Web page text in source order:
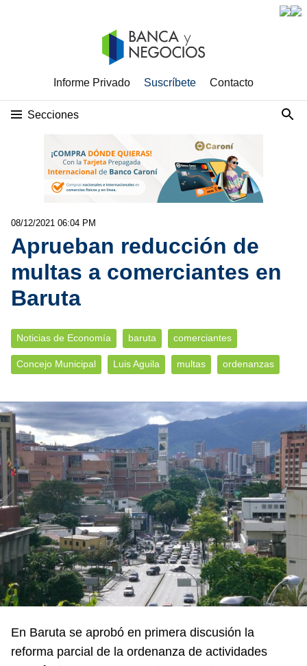
Informe Privado Suscríbete Contacto
Secciones
08/12/2021 06:04 PM
Aprueban reducción de
multas a comerciantes en
Baruta
Noticias de Economía baruta comerciantes
Concejo Municipal Luis Aguila multas ordenanzas
En Baruta se aprobó en primera discusión la
reforma parcial de la ordenanza de actividades